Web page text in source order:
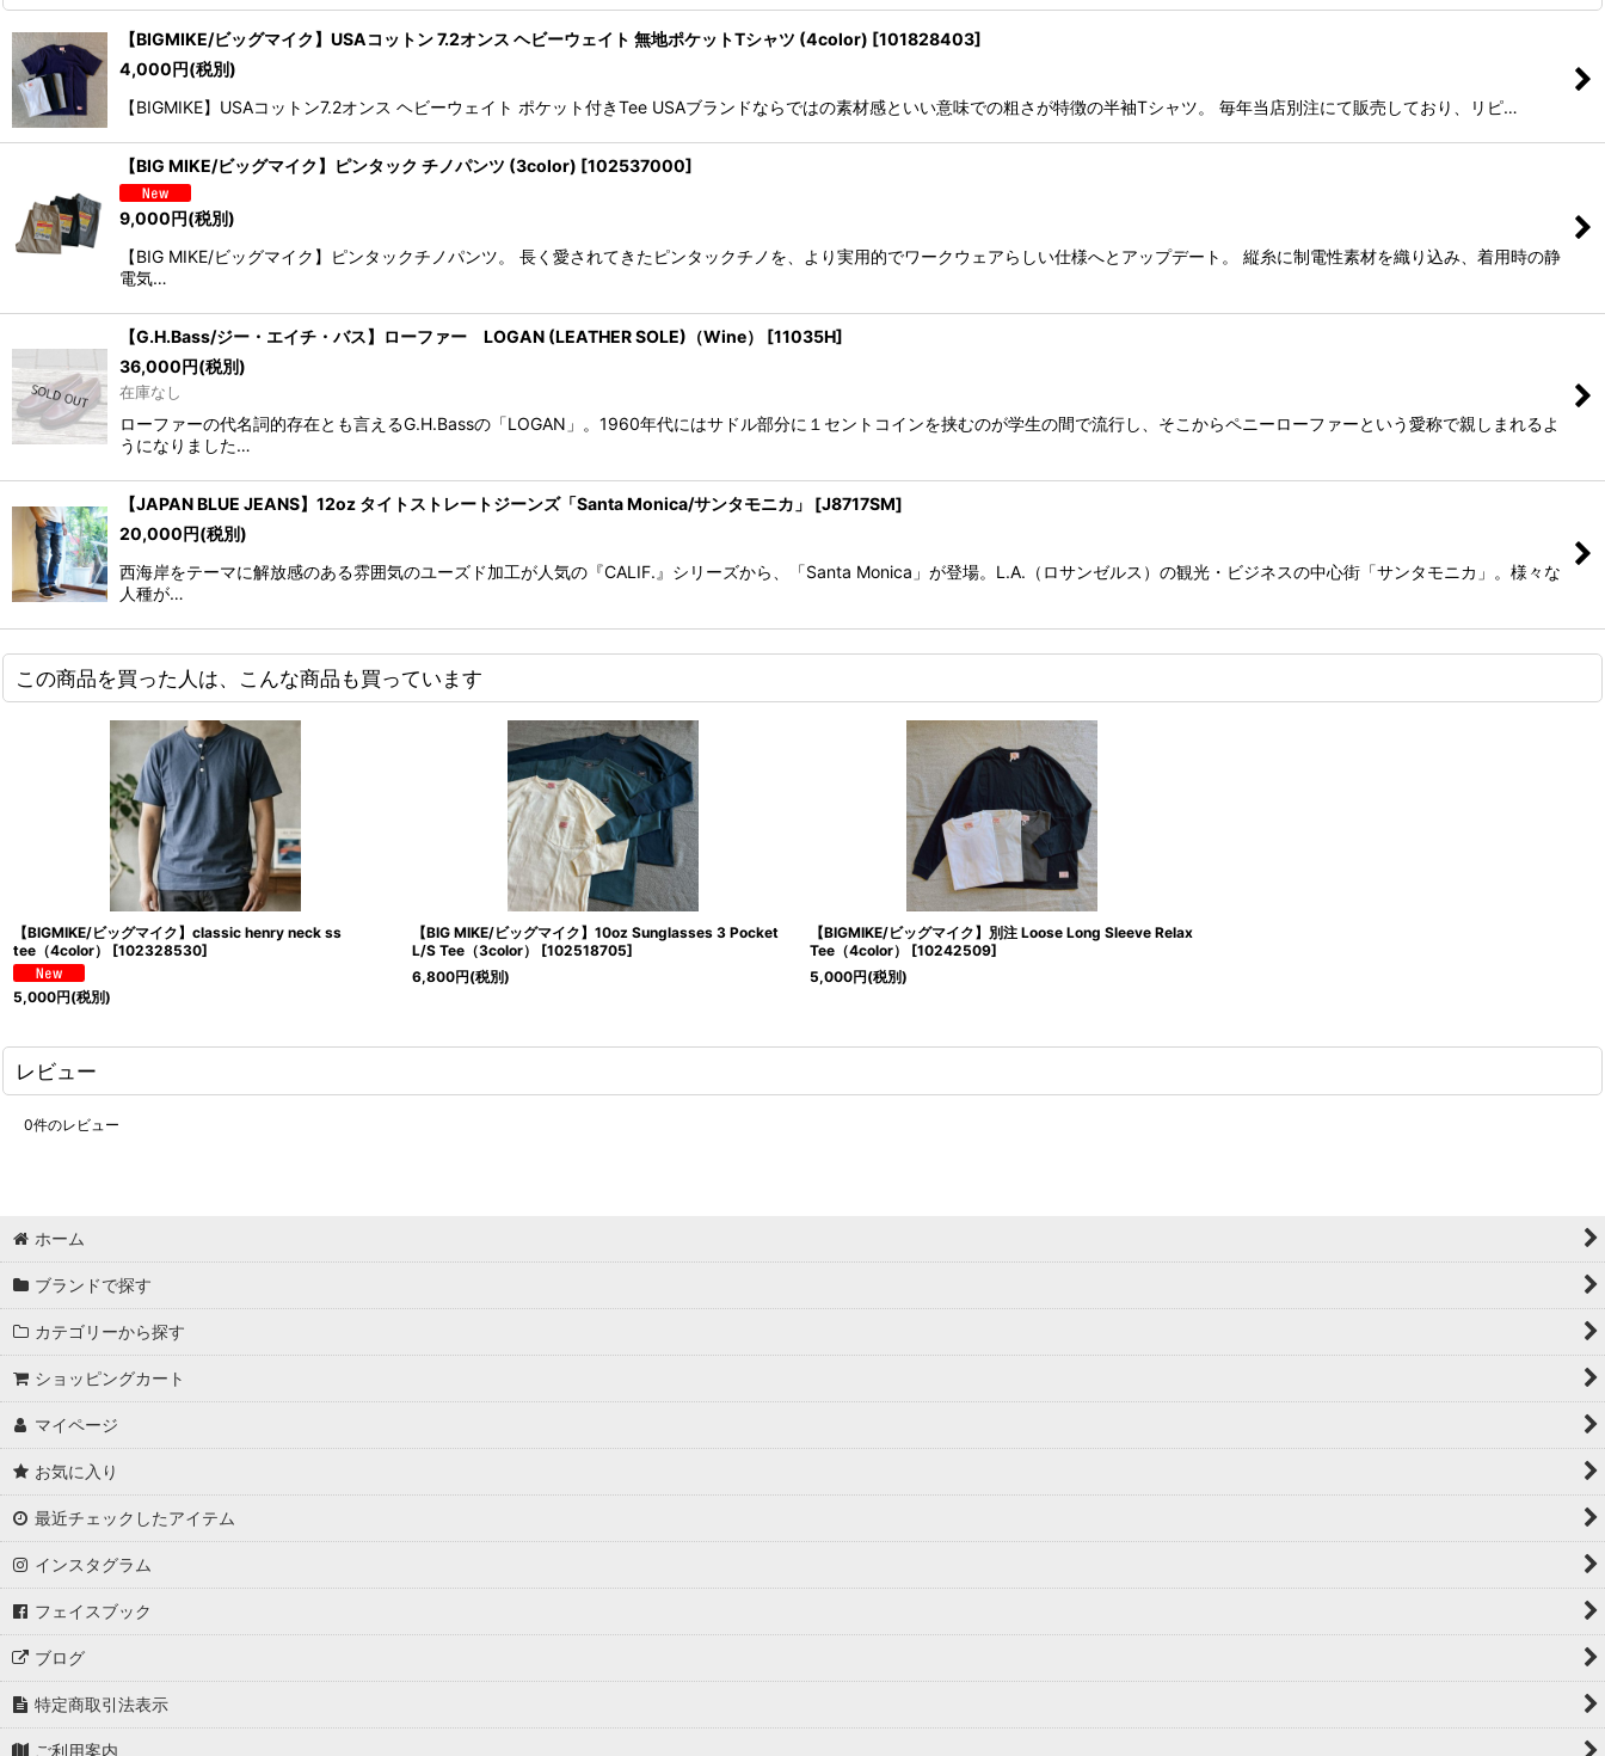
【BIGMIKE/ビッグマイク】USAコットン 7.2オンス ヘビーウェイト 無地ポケットTシャツ (4color) [101828403]
4,000円(税別)
【BIGMIKE】USAコットン7.2オンス ヘビーウェイト ポケット付きTee USAブランドならではの素材感といい意味での粗さが特徴の半袖Tシャツ。 毎年当店別注にて販売しており、リピ…
【BIG MIKE/ビッグマイク】ピンタック チノパンツ (3color) [102537000]
9,000円(税別)
【BIG MIKE/ビッグマイク】ピンタックチノパンツ。 長く愛されてきたピンタックチノを、より実用的でワークウェアらしい仕様へとアップデート。 縦糸に制電性素材を織り込み、着用時の静
電気…
【G.H.Bass/ジー・エイチ・バス】ローファー LOGAN (LEATHER SOLE)（Wine） [11035H]
36,000円(税別)
在庫なし
ローファーの代名詞的存在とも言えるG.H.Bassの「LOGAN」。1960年代にはサドル部分に１セントコインを挟むのが学生の間で流行し、そこからペニーローファーという愛称で親しまれるよ
うになりました…
【JAPAN BLUE JEANS】12oz タイトストレートジーンズ「Santa Monica/サンタモニカ」 [J8717SM]
20,000円(税別)
西海岸をテーマに解放感のある雰囲気のユーズド加工が人気の『CALIF.』シリーズから、「Santa Monica」が登場。L.A.（ロサンゼルス）の観光・ビジネスの中心街「サンタモニカ」。様々な
人種が…
この商品を買った人は、こんな商品も買っています
【BIGMIKE/ビッグマイク】classic henry neck ss
tee（4color）
[102328530]
5,000円(税別)
【BIG MIKE/ビッグマイク】10oz Sunglasses 3 Pocket
L/S Tee（3color）
[102518705]
6,800円(税別)
【BIGMIKE/ビッグマイク】別注 Loose Long Sleeve Relax
Tee（4color）
[10242509]
5,000円(税別)
レビュー
0件のレビュー
ホーム
ブランドで探す
カテゴリーから探す
ショッピングカート
マイページ
お気に入り
最近チェックしたアイテム
インスタグラム
フェイスブック
ブログ
特定商取引法表示
ご利用案内